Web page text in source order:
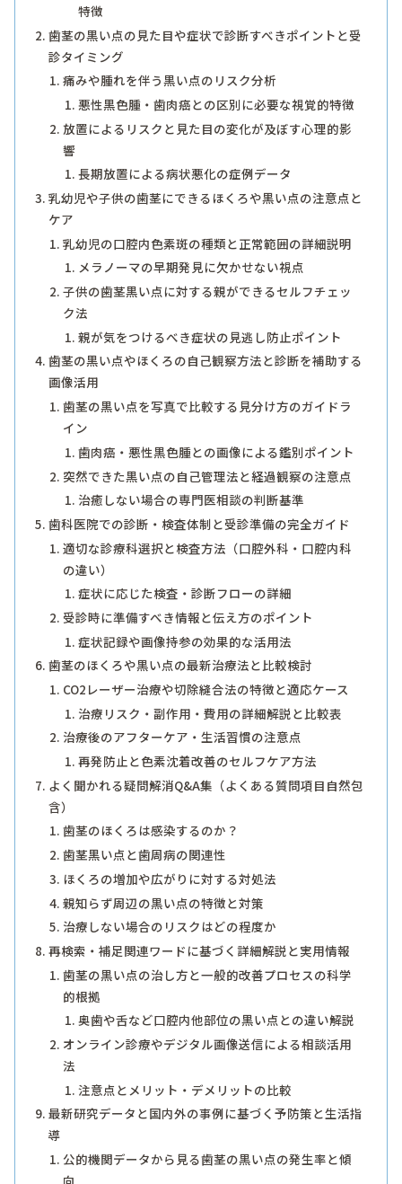
特徴
歯茎の黒い点の見た目や症状で診断すべきポイントと受
診タイミング
痛みや腫れを伴う黒い点のリスク分析
悪性黒色腫・歯肉癌との区別に必要な視覚的特徴
放置によるリスクと見た目の変化が及ぼす心理的影
響
長期放置による病状悪化の症例データ
乳幼児や子供の歯茎にできるほくろや黒い点の注意点と
ケア
乳幼児の口腔内色素斑の種類と正常範囲の詳細説明
メラノーマの早期発見に欠かせない視点
子供の歯茎黒い点に対する親ができるセルフチェッ
ク法
親が気をつけるべき症状の見逃し防止ポイント
歯茎の黒い点やほくろの自己観察方法と診断を補助する
画像活用
歯茎の黒い点を写真で比較する見分け方のガイドラ
イン
歯肉癌・悪性黒色腫との画像による鑑別ポイント
突然できた黒い点の自己管理法と経過観察の注意点
治癒しない場合の専門医相談の判断基準
歯科医院での診断・検査体制と受診準備の完全ガイド
適切な診療科選択と検査方法（口腔外科・口腔内科
の違い）
症状に応じた検査・診断フローの詳細
受診時に準備すべき情報と伝え方のポイント
症状記録や画像持参の効果的な活用法
歯茎のほくろや黒い点の最新治療法と比較検討
CO2レーザー治療や切除縫合法の特徴と適応ケース
治療リスク・副作用・費用の詳細解説と比較表
治療後のアフターケア・生活習慣の注意点
再発防止と色素沈着改善のセルフケア方法
よく聞かれる疑問解消Q&A集（よくある質問項目自然包
含）
歯茎のほくろは感染するのか？
歯茎黒い点と歯周病の関連性
ほくろの増加や広がりに対する対処法
親知らず周辺の黒い点の特徴と対策
治療しない場合のリスクはどの程度か
再検索・補足関連ワードに基づく詳細解説と実用情報
歯茎の黒い点の治し方と一般的改善プロセスの科学
的根拠
奥歯や舌など口腔内他部位の黒い点との違い解説
オンライン診療やデジタル画像送信による相談活用
法
注意点とメリット・デメリットの比較
最新研究データと国内外の事例に基づく予防策と生活指
導
公的機関データから見る歯茎の黒い点の発生率と傾